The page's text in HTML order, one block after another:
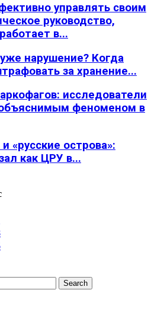
управлять своим
руководство,
в...
нарушение? Когда
за хранение...
исследователи
феноменом в
«русские острова»:
как ЦРУ в...
Search